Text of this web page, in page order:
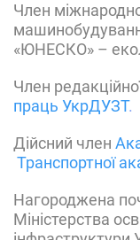
Член
«ЮНЕСКО» –
Член
праць УкрДУЗТ.
Дійсний член
Транспортної
Нагороджена
Міністерства